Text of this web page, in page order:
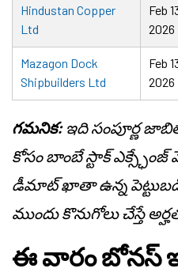
Hindustan Copper
Ltd
Feb
2026
Mazagon Dock
Shipbuilders Ltd
Feb
2026
గమనిక:ఇది సంపూర్ణ
కోసం బాంబే స్టాక్
డీమాట్ ఖాతా ఉన్న
ముందు కొనుగోలు చేస్తే
ఈ వారం బోనస్